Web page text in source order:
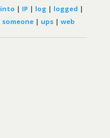
into | IP | log | logged |
someone| ups| web